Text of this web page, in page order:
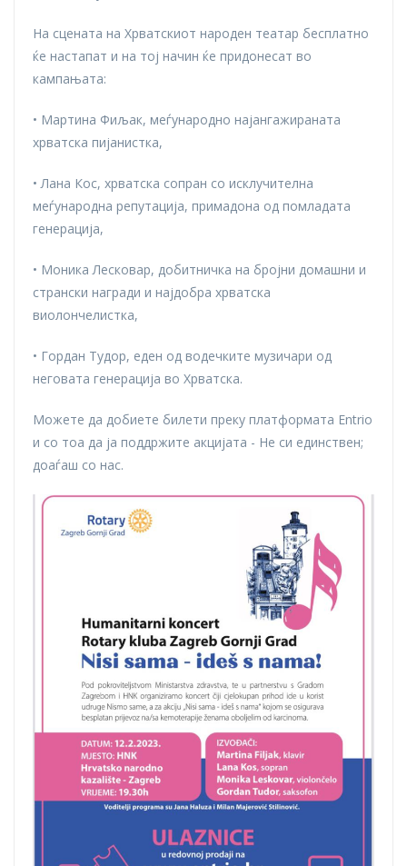
На сцената на Хрватскиот народен театар бесплатно
ќе настапат и на тој начин ќе придонесат во
кампањата:
• Мартина Фиљак, меѓународно најангажираната
хрватска пијанистка,
• Лана Кос, хрватска сопран со исклучителна
меѓународна репутација, примадона од помладата
генерација,
• Моника Лесковар, добитничка на бројни домашни и
странски награди и најдобра хрватска
виолончелистка,
• Гордан Тудор, еден од водечките музичари од
неговата генерација во Хрватска.
Можете да добиете билети преку платформата Entrio
и со тоа да ја поддржите акцијата - Не си единствен;
доаѓаш со нас.